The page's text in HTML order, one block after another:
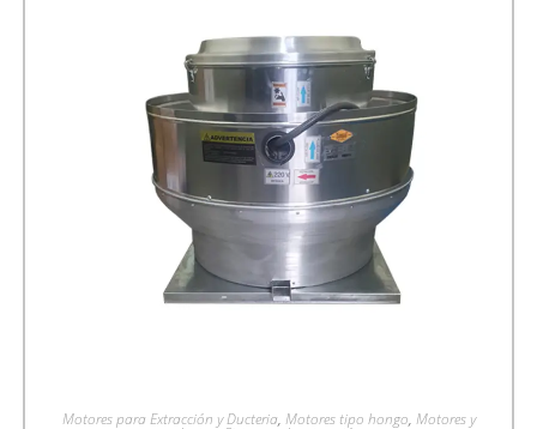
AGREGAR A COTIZACIÓN
Motores para Extracción y Ducteria, Motores tipo hongo, Motores y